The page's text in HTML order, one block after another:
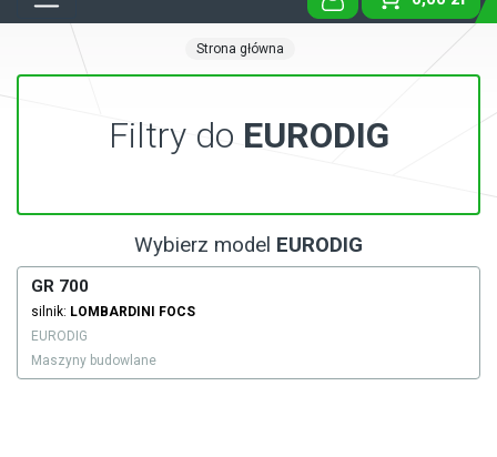
Strona główna
Filtry do EURODIG
Wybierz model EURODIG
GR 700
silnik: LOMBARDINI FOCS
EURODIG
Maszyny budowlane